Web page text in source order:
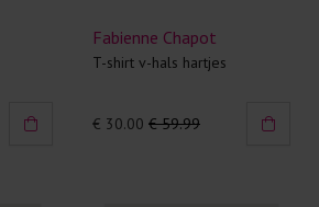
Fabienne Chapot
T-shirt v-hals hartjes
€ 30.00 € 59.99